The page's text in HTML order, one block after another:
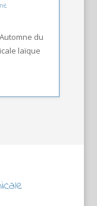
du
laïque